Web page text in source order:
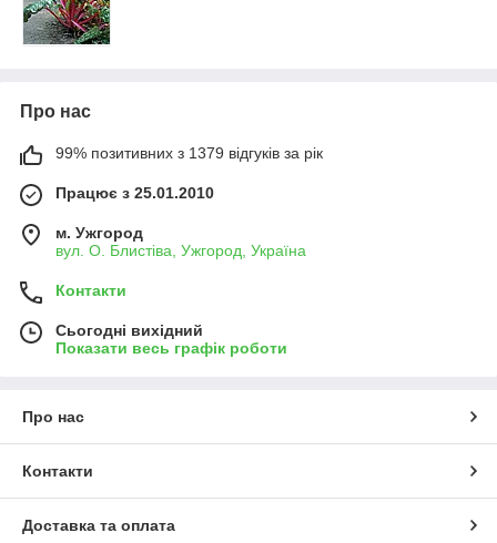
Про нас
99% позитивних з 1379 відгуків за рік
Працює з 25.01.2010
м. Ужгород
вул. О. Блистіва, Ужгород, Україна
Контакти
Сьогодні вихідний
Показати весь графік роботи
Про нас
Контакти
Доставка та оплата